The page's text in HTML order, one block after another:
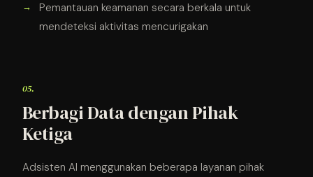
Pemantauan keamanan secara berkala untuk
mendeteksi aktivitas mencurigakan
05.
Berbagi Data dengan Pihak
Ketiga
Adsisten AI menggunakan beberapa layanan pihak